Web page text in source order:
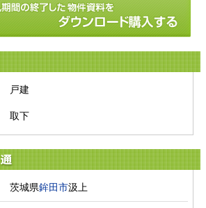
戸建
取下
茨城県鉾田市汲上